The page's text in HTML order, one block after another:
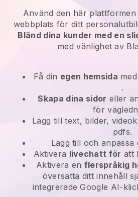
Använd den här
webbplats för ditt
Bländ dina kunder med en
med vänlighet av
Få din egen hemsida
.
Skapa dina sidor eller
för
Lägg till text, bilder,
pdfs.
Lägg till och
Aktivera livechatt för att
Aktivera en flerspråkig
översätta ditt innehåll
integrerade Google AI-